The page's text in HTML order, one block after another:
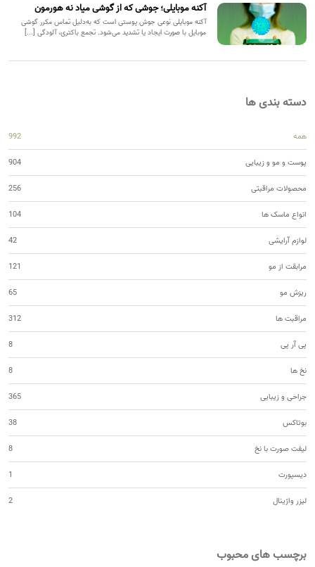
آکنه موبایلی؛ جوشی که از گوشی میاد نه هورمون
آکنه موبایلی نوعی جوش پوستی است که به‌دلیل تماس مکرر گوشی
موبایل با صورت ایجاد یا تشدید می‌شود. تجمع باکتری، آلودگی [...]
دسته بندی ها
همه 992
پوست و مو و زیبایی 904
محصولات مراقبتی 256
انواع ماسک ها 104
لوازم آرایشی 42
مرابقت از مو 121
ریزش مو 65
مراقبت ها 312
پی آر پی 8
نخ ها 8
جراحی و زیبایی 365
بوتاکس 38
لیفت صورت با نخ 8
دیسپورت 1
لیزر واژینال 2
برچسب های محبوب